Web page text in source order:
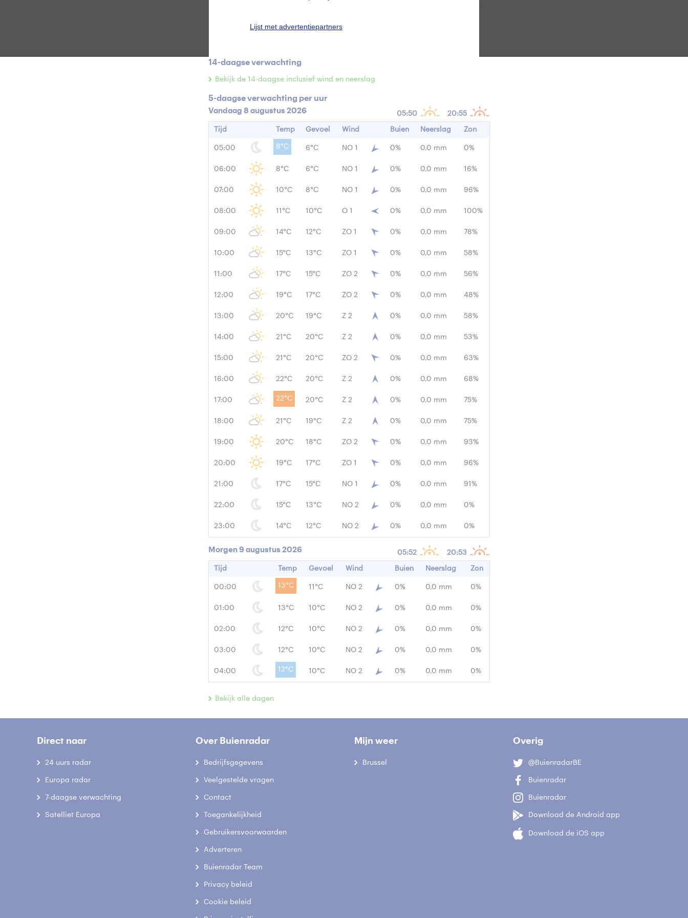
Lijst met advertentiepartners
Zonintensiteit - W/m2
14-daagse verwachting
Bekijk de 14-daagse inclusief wind en neerslag
5-daagse verwachting per uur
Vandaag 8 augustus 2026 05:50 20:55
Tijd Temp Gevoel Wind Buien Neerslag Zon
05:00 8°C 6°C NO 1 0% 0,0 mm 0%
06:00 8°C 6°C NO 1 0% 0,0 mm 16%
07:00 10°C 8°C NO 1 0% 0,0 mm 96%
08:00 11°C 10°C O 1 0% 0,0 mm 100%
09:00 14°C 12°C ZO 1 0% 0,0 mm 78%
10:00 15°C 13°C ZO 1 0% 0,0 mm 58%
11:00 17°C 15°C ZO 2 0% 0,0 mm 56%
12:00 19°C 17°C ZO 2 0% 0,0 mm 48%
13:00 20°C 19°C Z 2 0% 0,0 mm 58%
14:00 21°C 20°C Z 2 0% 0,0 mm 53%
15:00 21°C 20°C ZO 2 0% 0,0 mm 63%
16:00 22°C 20°C Z 2 0% 0,0 mm 68%
17:00 22°C 20°C Z 2 0% 0,0 mm 75%
18:00 21°C 19°C Z 2 0% 0,0 mm 75%
19:00 20°C 18°C ZO 2 0% 0,0 mm 93%
20:00 19°C 17°C ZO 1 0% 0,0 mm 96%
21:00 17°C 15°C NO 1 0% 0,0 mm 91%
22:00 15°C 13°C NO 2 0% 0,0 mm 0%
23:00 14°C 12°C NO 2 0% 0,0 mm 0%
Morgen 9 augustus 2026 05:52 20:53
Tijd Temp Gevoel Wind Buien Neerslag Zon
00:00 13°C 11°C NO 2 0% 0,0 mm 0%
01:00 13°C 10°C NO 2 0% 0,0 mm 0%
02:00 12°C 10°C NO 2 0% 0,0 mm 0%
03:00 12°C 10°C NO 2 0% 0,0 mm 0%
04:00 12°C 10°C NO 2 0% 0,0 mm 0%
Bekijk alle dagen
Direct naar
24 uurs radar
Europa radar
7-daagse verwachting
Satelliet Europa
Over Buienradar
Bedrijfsgegevens
Veelgestelde vragen
Contact
Toegankelijkheid
Gebruikersvoorwaarden
Adverteren
Buienradar Team
Privacy beleid
Cookie beleid
Mijn weer
Brussel
Overig
@BuienradarBE
Buienradar
Buienradar
Download de Android app
Download de iOS app